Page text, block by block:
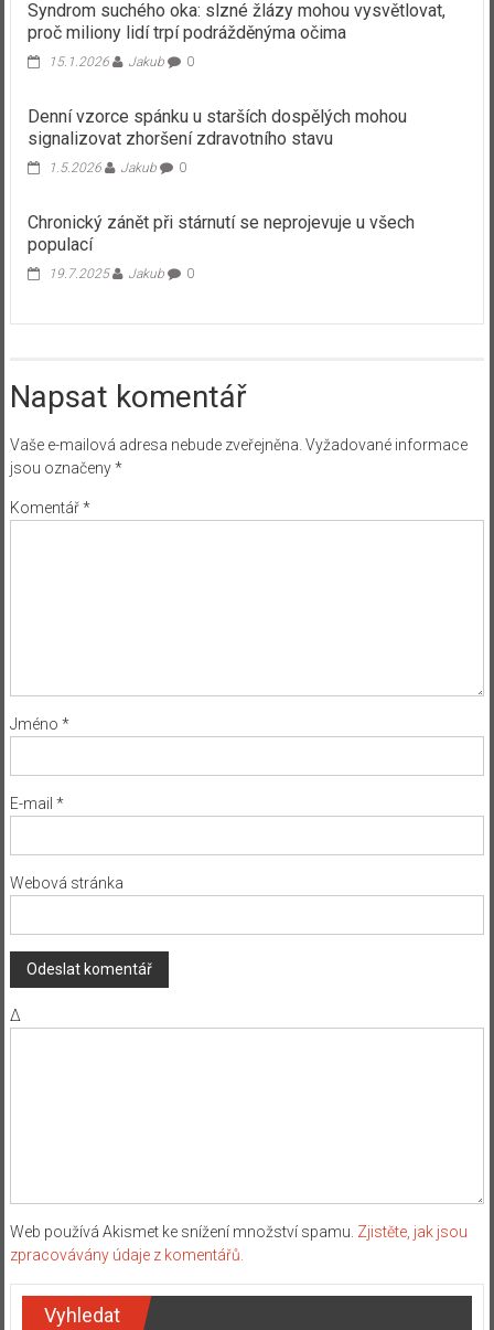
Syndrom suchého oka: slzné žlázy mohou vysvětlovat,
proč miliony lidí trpí podrážděnýma očima
15.1.2026 Jakub 0
Denní vzorce spánku u starších dospělých mohou
signalizovat zhoršení zdravotního stavu
1.5.2026 Jakub 0
Chronický zánět při stárnutí se neprojevuje u všech
populací
19.7.2025 Jakub 0
Napsat komentář
Vaše e-mailová adresa nebude zveřejněna. Vyžadované informace
jsou označeny*
Komentář*
Jméno *
E-mail *
Webová stránka
Δ
Web používá Akismet ke snížení množství spamu. Zjistěte, jak jsou
zpracovávány údaje z komentářů.
Vyhledat